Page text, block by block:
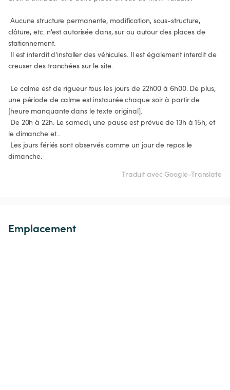
clôture, etc. n'est autorisée dans, sur ou autour des places de
stationnement.
creuser des tranchées sur le site.
une période de calme est instaurée chaque soir à partir de
[heure manquante dans le texte original].
le dimanche et...
dimanche.
Traduit avec Google-Translate
Emplacement